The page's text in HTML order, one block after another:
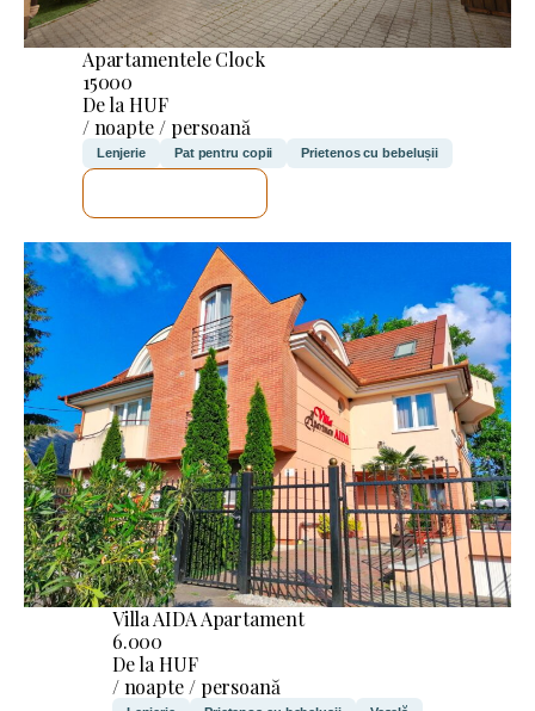
Apartamentele Clock
15000
De la HUF
/ noapte / persoană
Lenjerie Pat pentru copii Prietenos cu bebelușii
Villa AIDA Apartament
6.000
De la HUF
/ noapte / persoană